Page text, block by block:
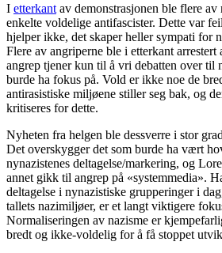
I etterkant av demonstrasjonen ble flere av
enkelte voldelige antifascister. Dette var
hjelper ikke, det skaper heller sympati for
Flere av angriperne ble i etterkant
angrep tjener kun til å vri debatten over til
burde ha fokus på. Vold er ikke noe de
antirasistiske miljøene stiller seg bak, og
kritiseres for dette.
Nyheten fra helgen ble dessverre i stor
Det overskygger det som burde ha vært
nynazistenes deltagelse/markering, og
annet gikk til angrep på «systemmedia».
deltagelse i nynazistiske grupperinger i
tallets nazimiljøer, er et langt viktigere
Normaliseringen av nazisme er
bredt og ikke-voldelig for å få stoppet